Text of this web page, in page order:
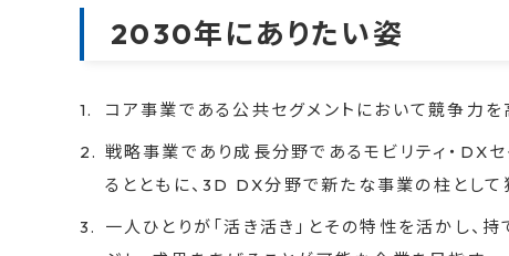
2030年にありたい姿
コア事業である公共セグメントにおいて競争力
戦略事業であり成長分野であるモビリティ・DX
るとともに、3D DX分野で新たな事業の柱として
一人ひとりが「活き活き」とその特性を活かし、